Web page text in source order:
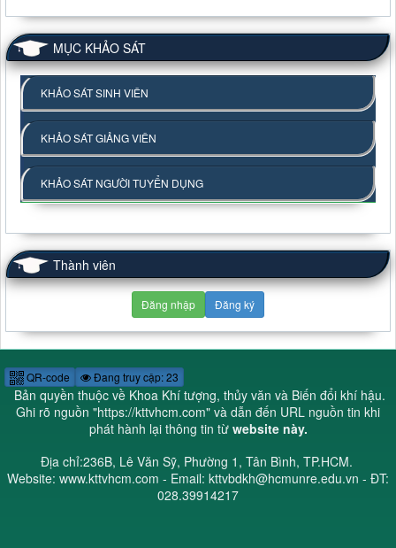
MỤC KHẢO SÁT
KHẢO SÁT SINH VIÊN
KHẢO SÁT GIẢNG VIÊN
KHẢO SÁT NGƯỜI TUYỂN DỤNG
Thành viên
Đăng nhập Đăng ký
QR-code Đang truy cập: 23
Bản quyền thuộc về Khoa Khí tượng, thủy văn và Biến đổi khí hậu.
Ghi rõ nguồn "https://kttvhcm.com" và dẫn đến URL nguồn tin khi
phát hành lại thông tin từ website này.
Địa chỉ:236B, Lê Văn Sỹ, Phường 1, Tân Bình, TP.HCM.
Website: www.kttvhcm.com - Email: kttvbdkh@hcmunre.edu.vn - ĐT:
028.39914217